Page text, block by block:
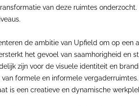
van deze ruimtes
de ambitie van Upfield om op
het gevoel van saamhorigheid en
zijn voor de visuele identiteit en
formele en informele
is een creatieve en dynamische